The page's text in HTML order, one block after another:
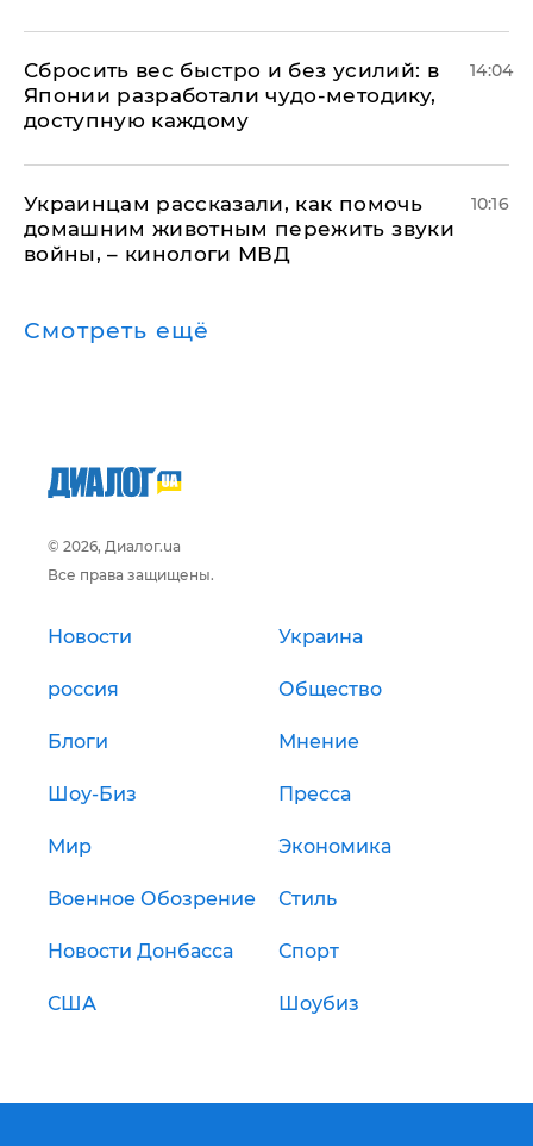
Сбросить вес быстро и без усилий: в
Японии разработали чудо-методику,
доступную каждому
14:04
Украинцам рассказали, как помочь
домашним животным пережить звуки
войны, – кинологи МВД
10:16
Смотреть ещё
© 2026, Диалог.ua
Все права защищены.
Новости Украина
россия Общество
Блоги Мнение
Шоу-Биз Пресса
Мир Экономика
Военное Обозрение Стиль
Новости Донбасса Спорт
США Шоубиз